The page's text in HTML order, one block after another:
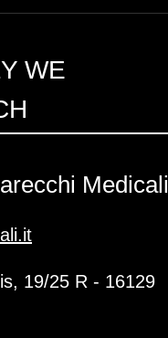
WE
Medicali
19/25 R - 16129